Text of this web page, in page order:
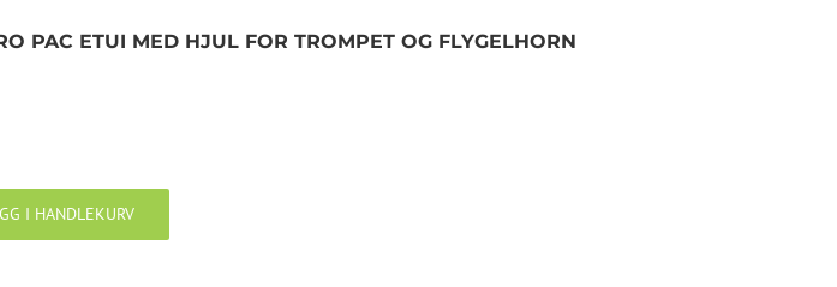
PAC ETUI MED HJUL FOR TROMPET OG FLYGELHORN
I HANDLEKURV